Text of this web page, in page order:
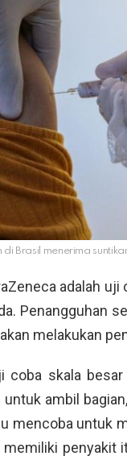
Brasil menerima
adalah uji
Penangguhan
melakukan
coba skala
ambil
mencoba untuk
penyakit